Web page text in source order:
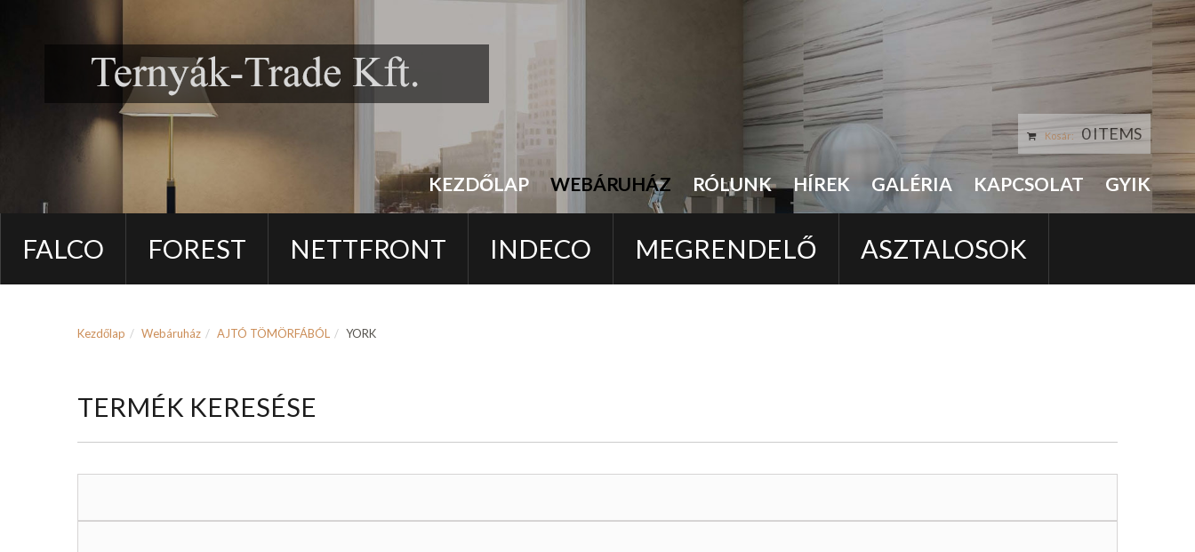
KEZDŐLAP WEBÁRUHÁZ RÓLUNK HÍREK GALÉRIA KAPCSOLAT GYIK
Kosár: 0 ITEMS
FALCO FOREST NETTFRONT INDECO MEGRENDELŐ ASZTALOSOK
Kezdőlap Webáruház AJTÓ TÖMÖRFÁBÓL YORK
TERMÉK KERESÉSE